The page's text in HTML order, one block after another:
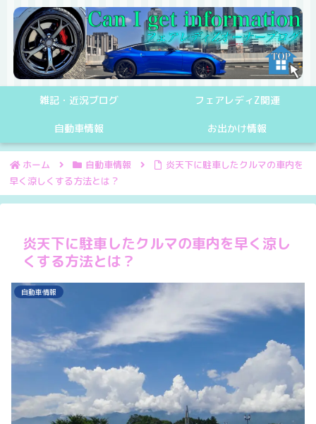
雑記・近況ブログ フェアレディZ関連
自動車情報 お出かけ情報
ホーム 自動車情報
炎天下に駐車したクルマの車内を
早く涼しくする方法とは？
炎天下に駐車したクルマの車内を早く涼し
くする方法とは？
自動車情報